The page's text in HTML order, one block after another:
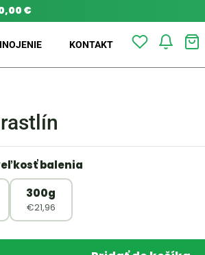
€
KONTAKT
balenia
300g
€21,96